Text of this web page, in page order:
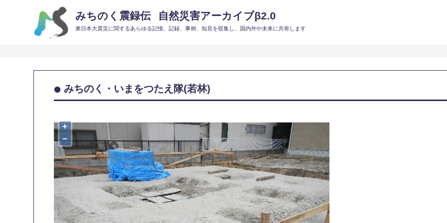
みちのく震録伝 自然災害アーカイブβ2.0
東日本大震災に関するあらゆる記憶、記録、事例、知見を収集し、国内外や未来に共有します
みちのく・いまをつたえ隊(若林)
+
−